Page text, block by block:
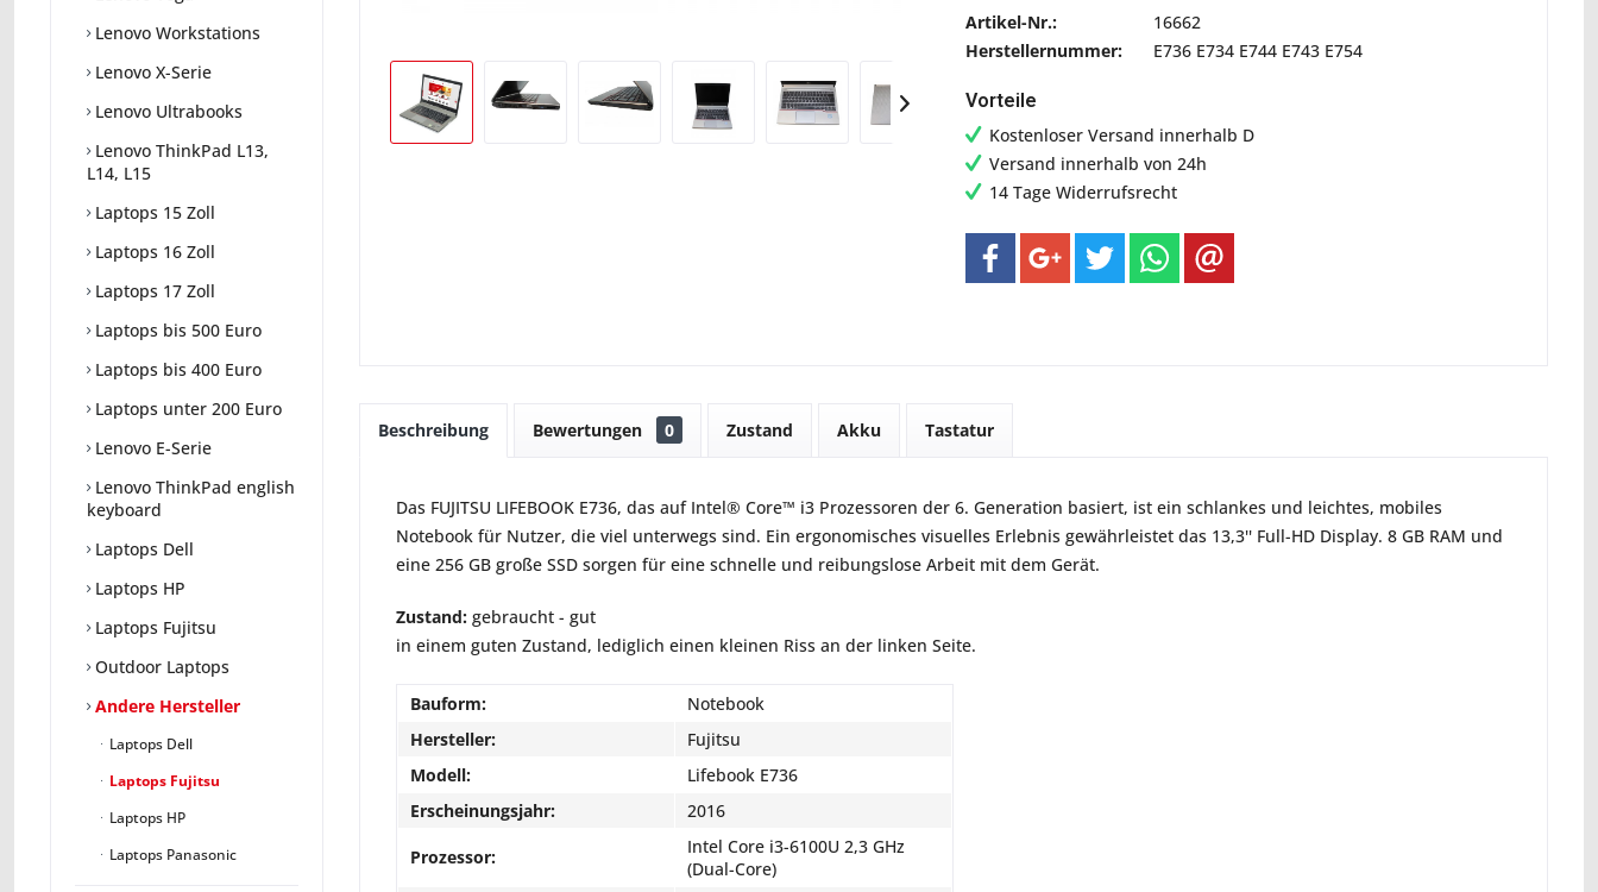
Lenovo Workstations
Lenovo X-Serie
Lenovo Ultrabooks
Lenovo ThinkPad L13,
L14, L15
Laptops 15 Zoll
Laptops 16 Zoll
Laptops 17 Zoll
Laptops bis 500 Euro
Laptops bis 400 Euro
Laptops unter 200 Euro
Lenovo E-Serie
Lenovo ThinkPad english
keyboard
Laptops Dell
Laptops HP
Laptops Fujitsu
Outdoor Laptops
Andere Hersteller
Laptops Dell
Laptops Fujitsu
Laptops HP
Laptops Panasonic
Artikel-Nr.:
16662
Herstellernummer:
E736 E734 E744 E743 E754
Vorteile
Kostenloser Versand innerhalb D
Versand innerhalb von 24h
14 Tage Widerrufsrecht
Beschreibung Bewertungen 0 Zustand Akku Tastatur
Das FUJITSU LIFEBOOK E736, das auf Intel® Core™ i3 Prozessoren der 6. Generation basiert, ist ein schlankes und leichtes, mobiles
Notebook für Nutzer, die viel unterwegs sind. Ein ergonomisches visuelles Erlebnis gewährleistet das 13,3'' Full-HD Display. 8 GB RAM und
eine 256 GB große SSD sorgen für eine schnelle und reibungslose Arbeit mit dem Gerät.
Zustand: gebraucht - gut
in einem guten Zustand, lediglich einen kleinen Riss an der linken Seite.
Bauform:
Notebook
Hersteller:
Fujitsu
Modell:
Lifebook E736
Erscheinungsjahr:
2016
Prozessor:
Intel Core i3-6100U 2,3 GHz
(Dual-Core)